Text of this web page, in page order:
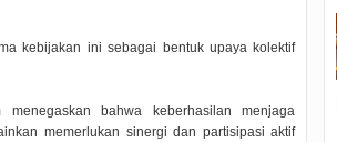
kebijakan ini sebagai bentuk upaya kolektif
bahwa keberhasilan menjaga
memerlukan sinergi dan partisipasi aktif